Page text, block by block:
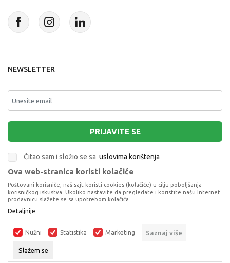
NEWSLETTER
PRIJAVITE SE
Čitao sam i složio se sa uslovima korištenja
Terms of Serviceapply.
Ova web-stranica koristi kolačiće
Poštovani korisniče, naš sajt koristi cookies (kolačiće) u cilju poboljšanja
korisničkog iskustva. Ukoliko nastavite da pregledate i koristite našu Internet
prodavnicu slažete se sa upotrebom kolačića.
Detaljnije
Nužni Statistika Marketing Saznaj više
Slažem se